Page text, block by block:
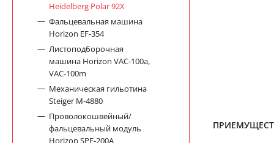
Heidelberg Polar 92X
Фальцевальная машина
Horizon EF-354
Листоподборочная
машина Horizon VAC-100a,
VAC-100m
Механическая гильотина
Steiger M-4880
Проволокошвейный/
фальцевальный модуль
Horizon SPF-200A